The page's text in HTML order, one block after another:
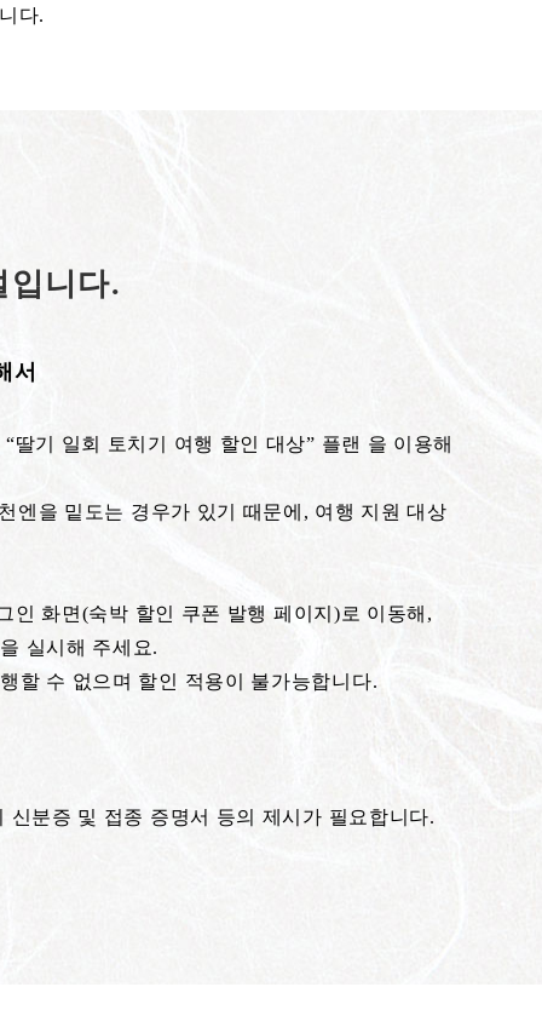
다.
입니다.
서
딸기 일회 토치기 여행 할인 대상” 플랜 을 이용해
엔을 밑도는 경우가 있기 때문에, 여행 지원 대상
화면(숙박 할인 쿠폰 발행 페이지)로 이동해,
실시해 주세요.
할 수 없으며 할인 적용이 불가능합니다.
분증 및 접종 증명서 등의 제시가 필요합니다.